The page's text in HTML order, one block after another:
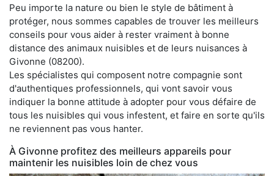
Peu importe la nature ou bien le style de bâtiment à
protéger, nous sommes capables de trouver les meilleurs
conseils pour vous aider à rester vraiment à bonne
distance des animaux nuisibles et de leurs nuisances à
Givonne (08200).
Les spécialistes qui composent notre compagnie sont
d'authentiques professionnels, qui vont savoir vous
indiquer la bonne attitude à adopter pour vous défaire de
tous les nuisibles qui vous infestent, et faire en sorte qu'ils
ne reviennent pas vous hanter.
À Givonne profitez des meilleurs appareils pour
maintenir les nuisibles loin de chez vous